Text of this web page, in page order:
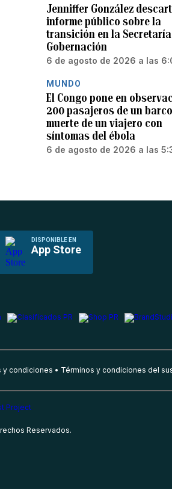
Jenniffer González
informe público sobre la
transición en la
Gobernación
6 de agosto de 2026 a las
MUNDO
El Congo pone en
200 pasajeros de un
muerte de un viajero con
síntomas del ébola
6 de agosto de 2026 a las
DISPONIBLE EN
App Store
y condiciones Términos y condiciones del
Reservados.